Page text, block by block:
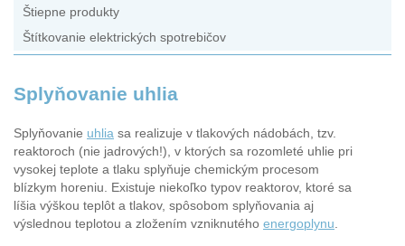
Štiepne produkty
Štítkovanie elektrických spotrebičov
Splyňovanie uhlia
Splyňovanie uhlia sa realizuje v tlakových nádobách, tzv.
reaktoroch (nie jadrových!), v ktorých sa rozomleté uhlie pri
vysokej teplote a tlaku splyňuje chemickým procesom
blízkym horeniu. Existuje niekoľko typov reaktorov, ktoré sa
líšia výškou teplôt a tlakov, spôsobom splyňovania aj
výslednou teplotou a zložením vzniknutého energoplynu